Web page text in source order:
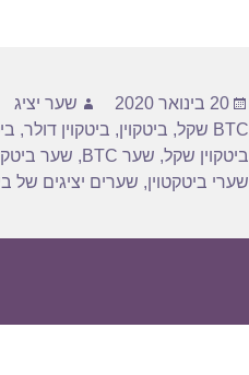
פורסם
בתאריך
20 בינואר 2020 מחבר
שער יציג
BTC שקל
, ביטקוין, ביטקוין דולר,
ביטקוין שקל, שער BTC , שער
שערי ביטקטוין, שערים יציגים של